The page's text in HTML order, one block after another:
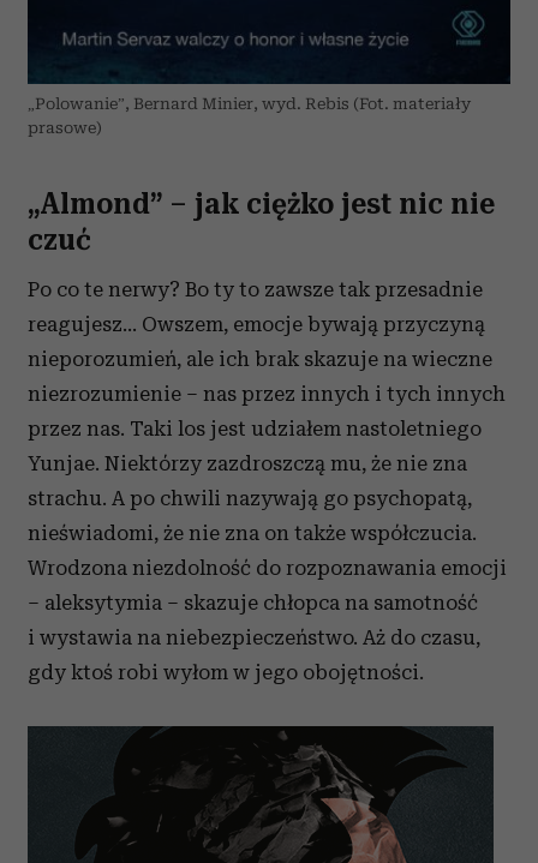
„Polowanie”, Bernard Minier, wyd. Rebis (Fot. materiały
prasowe)
„Almond” – jak ciężko jest nic nie
czuć
Po co te nerwy? Bo ty to zawsze tak przesadnie
reagujesz… Owszem, emocje bywają przyczyną
nieporozumień, ale ich brak skazuje na wieczne
niezrozumienie – nas przez innych i tych innych
przez nas. Taki los jest udziałem nastoletniego
Yunjae. Niektórzy zazdroszczą mu, że nie zna
strachu. A po chwili nazywają go psychopatą,
nieświadomi, że nie zna on także współczucia.
Wrodzona niezdolność do rozpoznawania emocji
– aleksytymia – skazuje chłopca na samotność
i wystawia na niebezpieczeństwo. Aż do czasu,
gdy ktoś robi wyłom w jego obojętności.